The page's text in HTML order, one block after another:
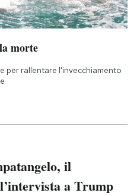
morte
per rallentare l'invecchiamento
il
a Trump